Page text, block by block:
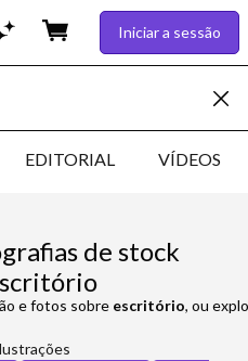
Iniciar a sessão
EDITORIAL VÍDEOS
de stock
e fotos sobre escritório, ou